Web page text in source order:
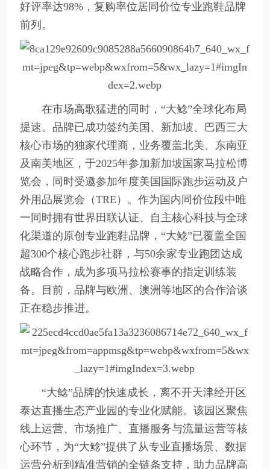
好评率达98%，复购率位居同价位专业跑鞋品牌
前列。
在市场高歌猛进的同时，“大鲶”全球化布局
提速。品牌已成功签约美国、新加坡、巴西三大
核心市场的独家代理商，业务覆盖北美、东南亚
及南美地区，于2025年参加新加坡国家马拉松博
览会，同时受邀参加年度美国国际跑步运动及户
外用品展览会（TRE）。作为国内同价位段中唯
一同时拥有世界田联认证、自主核心科技与全球
化渠道的原创专业跑鞋品牌，“大鲶”已覆盖全国
超300个核心跑步社群，与50余家专业跑团达成
战略合作，成为多项马拉松赛事的指定训练装
备。目前，品牌与欧洲、澳洲等地区的合作洽谈
正在稳步推进。
“大鲶”品牌的快速成长，离不开天津经开区
泰达直播生态产业园的专业化赋能。该园区聚焦
线上运营、市场推广、直播服务与流量运营等核
心环节，为“大鲶”提供了从专业直播场景、数据
运营分析到精准营销的全链条支持，助力品牌高